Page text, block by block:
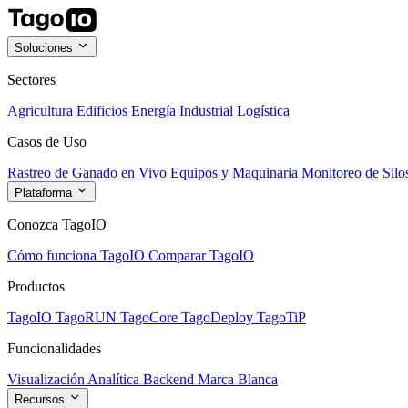
Soluciones
Sectores
Agricultura Edificios Energía Industrial Logística
Casos de Uso
Rastreo de Ganado en Vivo Equipos y Maquinaria Monitoreo de
Plataforma
Conozca TagoIO
Cómo funciona TagoIO Comparar TagoIO
Productos
TagoIO TagoRUN TagoCore TagoDeploy TagoTiP
Funcionalidades
Visualización Analítica Backend Marca Blanca
Recursos